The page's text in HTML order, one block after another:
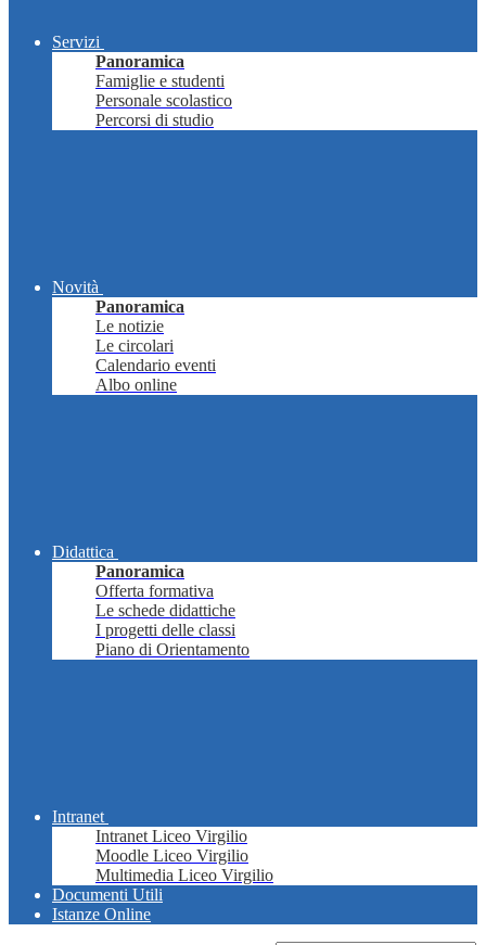
Servizi
Panoramica
Famiglie e studenti
Personale scolastico
Percorsi di studio
Novità
Panoramica
Le notizie
Le circolari
Calendario eventi
Albo online
Didattica
Panoramica
Offerta formativa
Le schede didattiche
I progetti delle classi
Piano di Orientamento
Intranet
Intranet Liceo Virgilio
Moodle Liceo Virgilio
Multimedia Liceo Virgilio
Documenti Utili
Istanze Online